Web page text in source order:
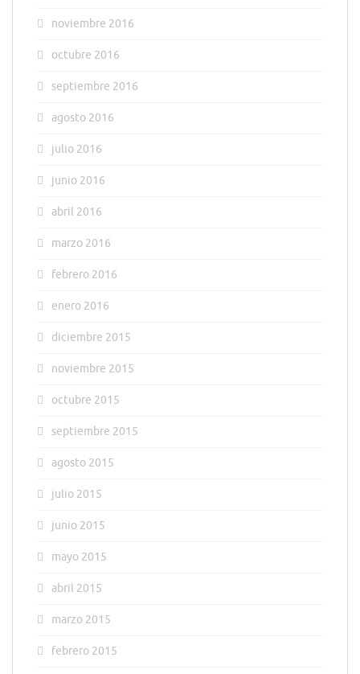
noviembre 2016
octubre 2016
septiembre 2016
agosto 2016
julio 2016
junio 2016
abril 2016
marzo 2016
febrero 2016
enero 2016
diciembre 2015
noviembre 2015
octubre 2015
septiembre 2015
agosto 2015
julio 2015
junio 2015
mayo 2015
abril 2015
marzo 2015
febrero 2015